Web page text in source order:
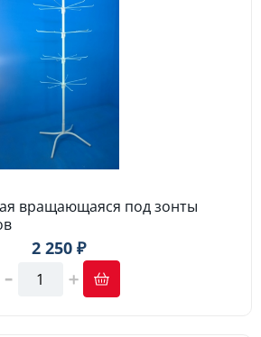
вращающаяся под зонты
2 250 ₽